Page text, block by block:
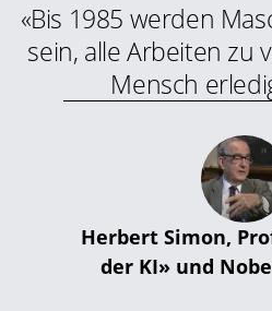
«Bis 1985 werden
sein, alle Arbeiten zu
Mensch
Herbert Simon,
der KI» und